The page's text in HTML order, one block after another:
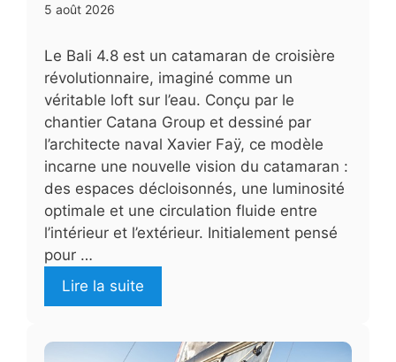
5 août 2026
Le Bali 4.8 est un catamaran de croisière
révolutionnaire, imaginé comme un
véritable loft sur l’eau. Conçu par le
chantier Catana Group et dessiné par
l’architecte naval Xavier Faÿ, ce modèle
incarne une nouvelle vision du catamaran :
des espaces décloisonnés, une luminosité
optimale et une circulation fluide entre
l’intérieur et l’extérieur. Initialement pensé
pour …
Lire la suite